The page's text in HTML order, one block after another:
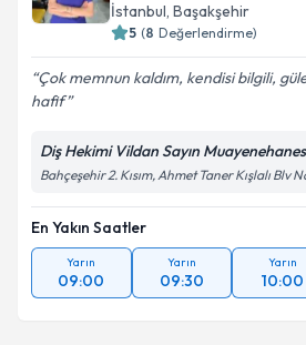
İstanbul, Başakşehir
5 (8 Değerlendirme)
Çok memnun kaldım, kendisi bilgili,
hafif
Diş Hekimi Vildan Sayın
Bahçeşehir 2. Kısım, Ahmet Taner Kışlalı Blv
En Yakın Saatler
Yarın
09:00
Yarın
09:30
Yarın
10:00